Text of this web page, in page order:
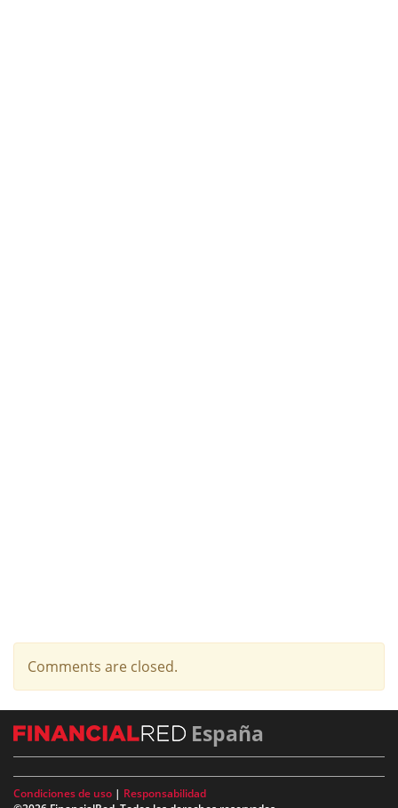
Comments are closed.
España
Condiciones de uso | Responsabilidad